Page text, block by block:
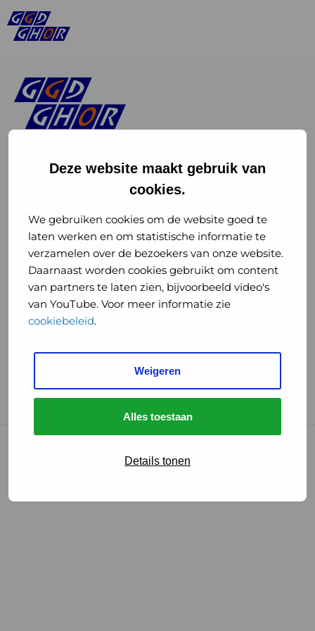
Deze website maakt gebruik van
cookies.
We gebruiken cookies om de website goed te
laten werken en om statistische informatie te
verzamelen over de bezoekers van onze website.
Daarnaast worden cookies gebruikt om content
van partners te laten zien, bijvoorbeeld video's
van YouTube. Voor meer informatie zie
cookiebeleid.
Weigeren
Alles toestaan
Details tonen
of
GGD
GHOR
Nederland
Instagram
of
GGD
GHOR
Nederland
GGD Reizen op social media
GGD Reizen
GGD Reisvaccinaties